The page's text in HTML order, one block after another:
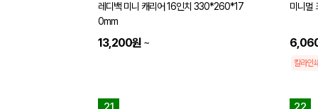
레디백 미니 캐리어 16인치 330*260*17
0mm
13,200원 ~
미니멀
칼라인